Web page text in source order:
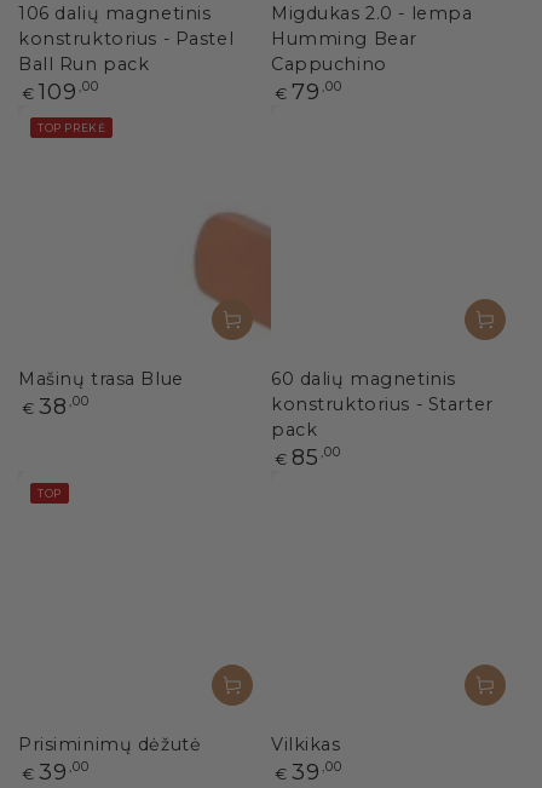
106 dalių magnetinis
konstruktorius - Pastel
Ball Run pack
Paprasta
€ 109 ,00
Migdukas 2.0 - lempa
Humming Bear
Cappuchino
Paprasta
€ 79 ,00
Mašinų trasa Blue
Paprasta
€ 38 ,00
TOP PREKĖ
60 dalių magnetinis
konstruktorius - Starter
pack
Paprasta
€ 85 ,00
Prisiminimų dėžutė
Paprasta
€ 39 ,00
TOP
Vilkikas
Paprasta
€ 39 ,00